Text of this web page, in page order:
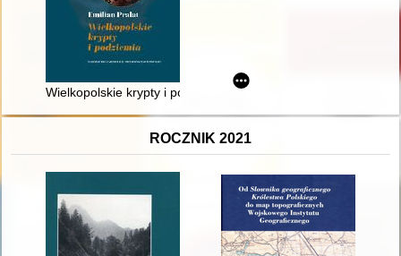
Wielkopolskie krypty i podziemia
ROCZNIK 2021